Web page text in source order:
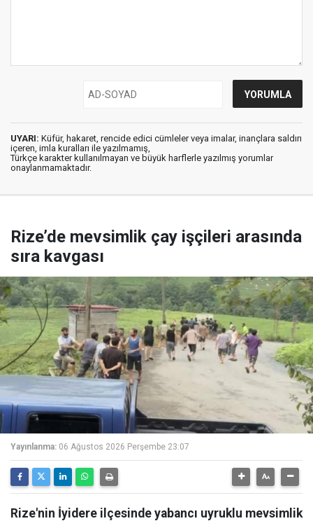
UYARI: Küfür, hakaret, rencide edici cümleler veya imalar, inançlara saldırı
içeren, imla kuralları ile yazılmamış,
Türkçe karakter kullanılmayan ve büyük harflerle yazılmış yorumlar
onaylanmamaktadır.
Rize’de mevsimlik çay işçileri arasında
sıra kavgası
Yayınlanma: 06 Ağustos 2026 Perşembe 23:07
Rize'nin İyidere ilçesinde yabancı uyruklu mevsimlik